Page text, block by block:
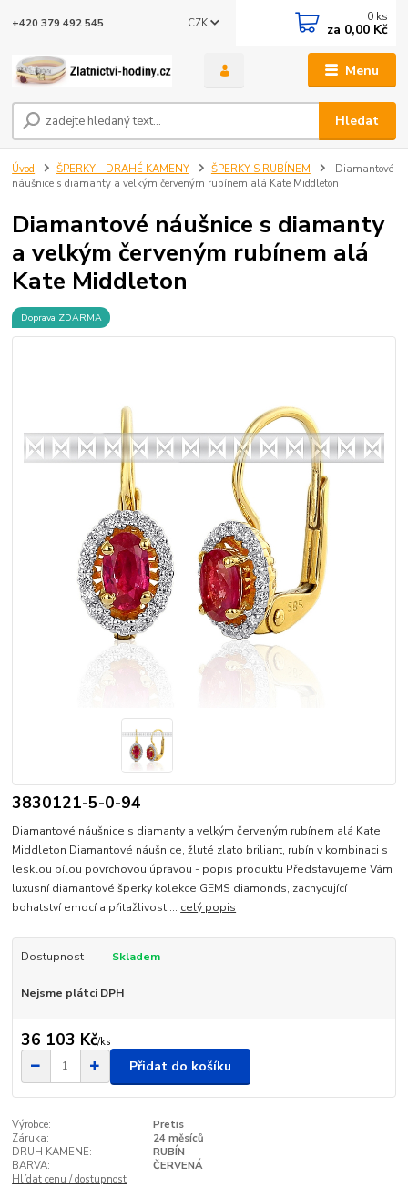
Menu
CZK
Hledat
+420 379 492 545 0 ks
za 0,00 Kč
Úvod ŠPERKY - DRAHÉ KAMENY ŠPERKY S RUBÍNEM
Diamantové
náušnice s diamanty a velkým červeným rubínem alá Kate Middleton
Diamantové náušnice s diamanty
a velkým červeným rubínem alá
Kate Middleton
Doprava ZDARMA
3830121-5-0-94
Diamantové náušnice s diamanty a velkým červeným rubínem alá Kate
Middleton Diamantové náušnice, žluté zlato briliant, rubín v kombinaci s
lesklou bílou povrchovou úpravou - popis produktu Představujeme Vám
luxusní diamantové šperky kolekce GEMS diamonds, zachycující
bohatství emocí a přitažlivosti... celý popis
Dostupnost Skladem
Nejsme plátci DPH
36 103 Kč/ks
Přidat do košíku
Výrobce:
Pretis
Záruka:
24 měsíců
DRUH KAMENE:
RUBÍN
BARVA:
ČERVENÁ
Hlídat cenu / dostupnost